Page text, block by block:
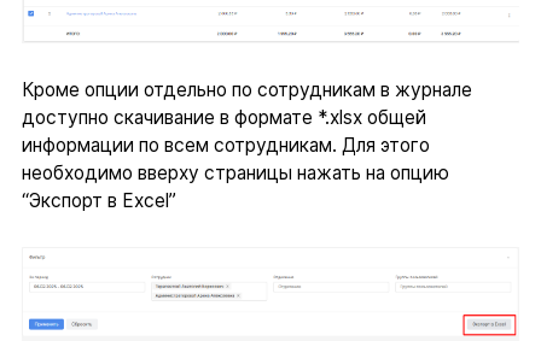
Кроме опции отдельно по сотрудникам в журнале
доступно скачивание в формате *.xlsx общей
информации по всем сотрудникам. Для этого
необходимо вверху страницы нажать на опцию
“Экспорт в Excel”